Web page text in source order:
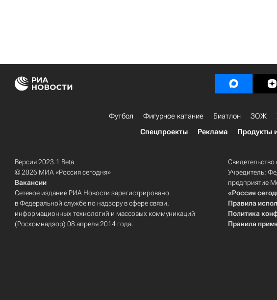
Футбол Фигурное катание Биатлон ЗОЖ
Спецпроекты
Реклама Продукты
Версия 2023.1 Beta
© 2026 МИА «Россия сегодня»
Вакансии
Сетевое издание РИА Новости зарегистрировано
в Федеральной службе по надзору в сфере связи,
информационных технологий и массовых коммуникаций
(Роскомнадзор) 08 апреля 2014 года.
Учредитель:
предприятие
«Россия
Правила
Политика
Правила